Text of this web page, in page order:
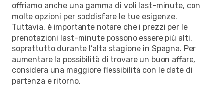
offriamo anche una gamma di voli last-minute, con
molte opzioni per soddisfare le tue esigenze.
Tuttavia, è importante notare che i prezzi per le
prenotazioni last-minute possono essere più alti,
soprattutto durante l’alta stagione in Spagna. Per
aumentare la possibilità di trovare un buon affare,
considera una maggiore flessibilità con le date di
partenza e ritorno.